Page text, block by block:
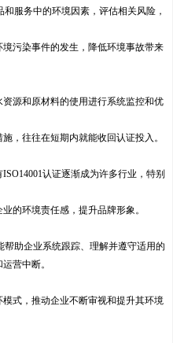
服务中的环境因素，评估相关风险，
污染事件的发生，降低环境事故带来
源和原材料的使用进行系统监控和优
，往往在短期内就能收回认证投入。
认证逐渐成为许多行业，特别
的环境责任感，提升品牌形象。
帮助企业系统跟踪、理解并遵守适用的
营中断。
模式，推动企业不断审视和提升其环境